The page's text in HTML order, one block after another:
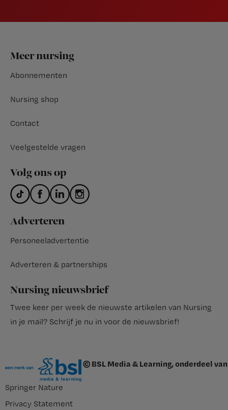
Footer
Meer nursing
Abonnementen
Nursing shop
Contact
Veelgestelde vragen
Volg ons op
Adverteren
Personeeladvertentie
Adverteren & partnerships
Nursing nieuwsbrief
Twee keer per week de nieuwste artikelen van Nursing
in je mail? Schrijf je nu in voor de nieuwsbrief!
© BSL Media & Learning, onderdeel van
Springer Nature
Privacy Statement